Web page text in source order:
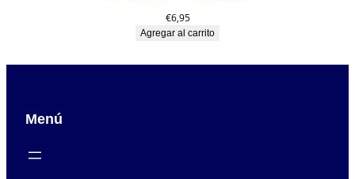
€6,95
Agregar al carrito
Menú